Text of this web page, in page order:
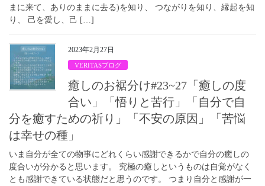
まに来て、ありのままに去る)を知り、 つながりを知り、縁起を知
り、 己を愛し、己 […]
2023年2月27日
VERITASブログ
癒しのお裾分け#23~27「癒しの度
合い」「悟りと苦行」「自分で自
分を癒すための祈り」「不安の原因」「苦悩
は幸せの種」
いま自分が全ての物事にどれくらい感謝できるかで自分の癒しの
度合いが分かると思います。 究極の癒しというものは自覚がなく
とも感謝できている状態だと思うのです。 つまり自分と感謝が一